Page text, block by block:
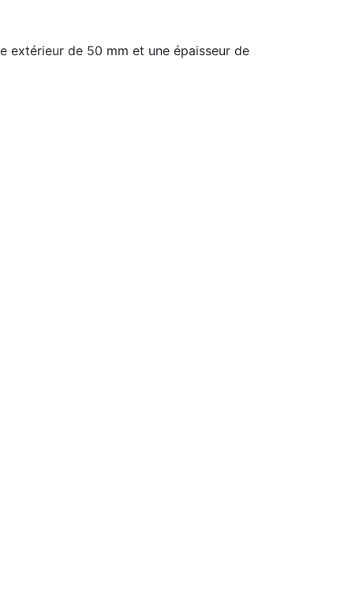
extérieur de 50 mm et une épaisseur de